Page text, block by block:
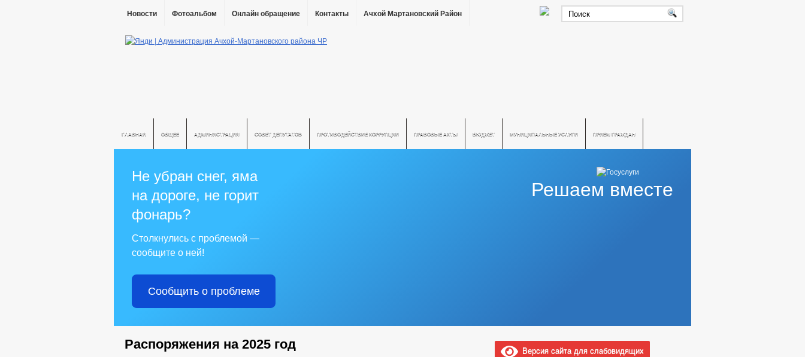
Новости Фотоальбом Онлайн обращение Контакты Ачхой Мартановский Район
ГЛАВНАЯ ОБЩЕЕ АДМИНИСТРАЦИЯ СОВЕТ ДЕПУТАТОВ ПРОТИВОДЕЙСТВИЕ КОРРУПЦИИ ПРАВОВЫЕ АКТЫ БЮДЖЕТ МУНИЦИПАЛЬНЫЕ УСЛУГИ ПРИЕМ ГРАЖДАН
Решаем вместе
Не убран снег, яма
на дороге, не горит
фонарь?
Столкнулись с проблемой —
сообщите о ней!
Сообщить о проблеме
Распоряжения на 2025 год Версия сайта для слабовидящих